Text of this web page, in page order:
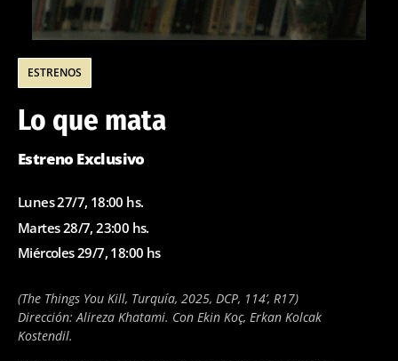
ESTRENOS
Lo que mata
Estreno Exclusivo
Lunes 27/7, 18:00 hs.
Martes 28/7, 23:00 hs.
Miércoles 29/7, 18:00 hs
(The Things You Kill, Turquía, 2025, DCP, 114’, R17)
Dirección: Alireza Khatami. Con Ekin Koç, Erkan Kolcak
Kostendil.